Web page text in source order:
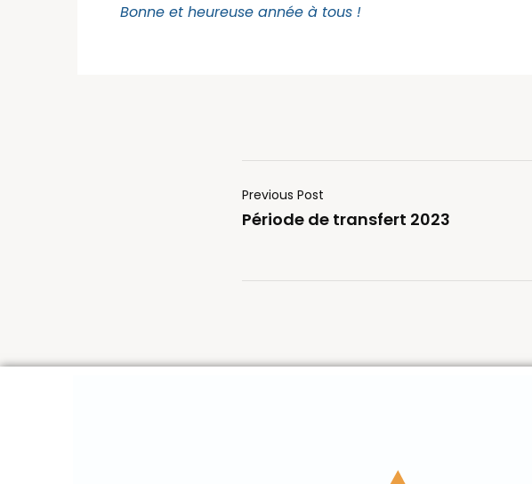
Bonne et heureuse année à tous !
Previous Post
Période de transfert 2023